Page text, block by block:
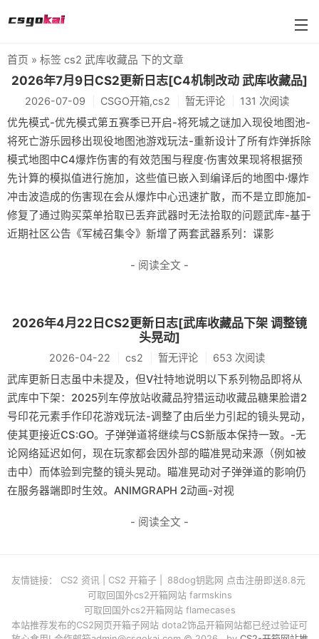
farmskins
88dog
flamecases
88hash-jp
首页 » 标签 cs2 武库收藏品 下的文章
2026年7月9日CS2更新日志[C4机制改动 武库收藏品]
2026-07-09 CSGO开箱,cs2 暂无评论 131 次阅读
优先模式-优先模式第五赛季已开启-将死城之谜加入现役地图池-
将死亡游乐园移出现役地图池游戏玩法-重新设计了所有炸弹拆除
模式地图中C4爆炸伤害的有效范围与程度·伤害效果现将根据预
先计算的模拟值进行施加，这些值已嵌入到编译后的地图中·爆炸
冲击波造成的伤害现在会从爆炸中心迅速扩散，而不是立即施加-
修复了通过购买菜单拾取已丢弃武器时无法拾取的问题武库-基于
近期社区公告《军械召集令》新增了两套武器系列：谍影
- 阅读全文 -
2026年4月22日CS2更新日志[武库收藏品下架 调整镜
头晃动]
2026-04-22 cs2 暂无评论 653 次阅读
武库更新日志虽中未提及，但V社特地说明以下系列物品即将从
武库中下架：2025列车停放站收藏品狩猎运动收藏品糖果脸谱2
号印花元素手作印花游戏玩法-调整了由后坐力引起的镜头晃动，
使其更接近CS:GO。子弹弹道将继续与CS新版本保持一致。-无
论网络延迟如何，现在玩家都会因外部的瞄准晃动来源（例如被
击中）而体验到完整的镜头晃动。瞄准晃动对子弹弹道的影响仍
在服务器端即时生效。ANIMGRAPH 2动画-对视
- 阅读全文 -
友情链接： CS2 资讯 CS2 开箱子
88dog钥匙网 点击注册即送8.8元
可取回国外cs2开箱网站 farmskins
可取回国外cs2开箱网站 flamecases
本站推荐发布的CS2网页开箱子网站 dota2饰品开箱网站都已经过验证可